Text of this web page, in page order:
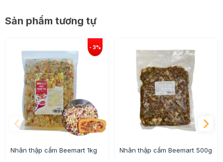
Sản phẩm tương tự
Nhân thập cẩm Beemart 1kg Nhân thập cẩm Beemart 500g